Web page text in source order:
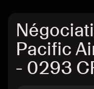
Pacific
- 0293